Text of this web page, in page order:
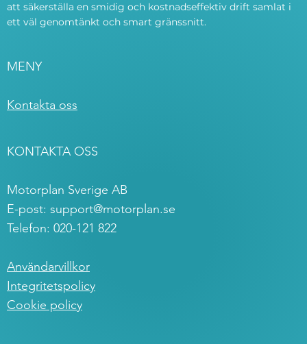
att säkerställa en smidig och kostnadseffektiv drift samlat i
ett väl genomtänkt och smart gränssnitt.
MENY
Kontakta oss
KONTAKTA OSS
Motorplan Sverige AB
E-post: support@motorplan.se
Telefon: 020-121 822
Användarvillkor
Integritetspolicy
Cookie policy